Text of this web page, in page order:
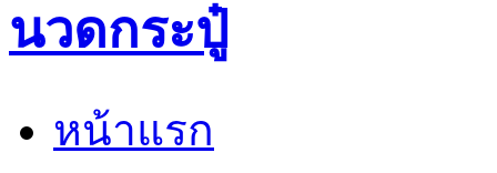
นวดกระปู๋
หน้าแรก